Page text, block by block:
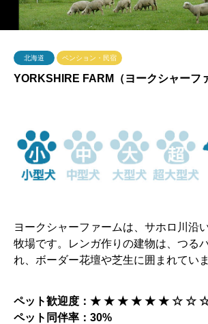
北海道 ペンション・民宿
YORKSHIRE FARM（ヨークシャーフ
ヨークシャーファームは、サホロ川沿
牧場です。レンガ作りの建物は、つる
れ、ボーダー花壇や芝生に囲まれていま
ペット歓迎度：★ ★ ★ ★ ★ ★ ☆ ☆
ペット同伴率：30%